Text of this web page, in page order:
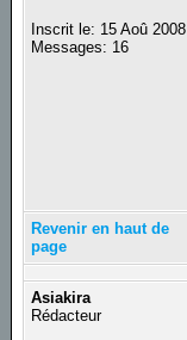
Inscrit le: 15 Aoû 2008
Messages: 16
Revenir en haut de
page
Asiakira
Rédacteur